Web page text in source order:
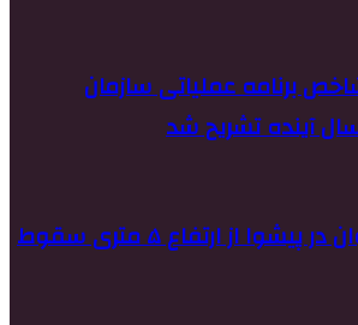
برنامه عملیاتی سازمان
آینده تشریح شد
دو دختر نوجوان در پیشوا از ارتفاع ۵ متری سقوط